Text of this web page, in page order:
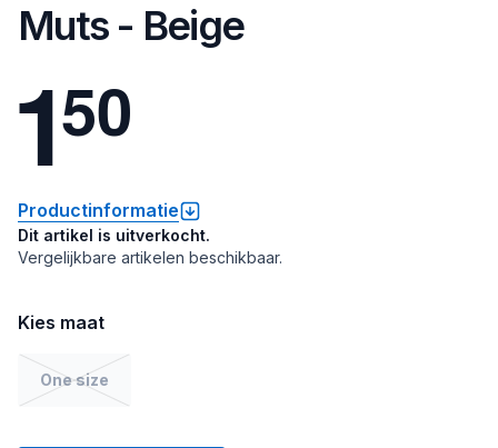
Muts - Beige
150
Productinformatie
Dit artikel is uitverkocht.
Vergelijkbare artikelen beschikbaar.
Kies maat
One size